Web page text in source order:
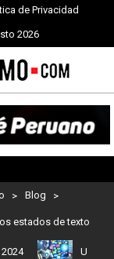
de Privacidad
2026
> Blog >
estados de texto
Usuarios